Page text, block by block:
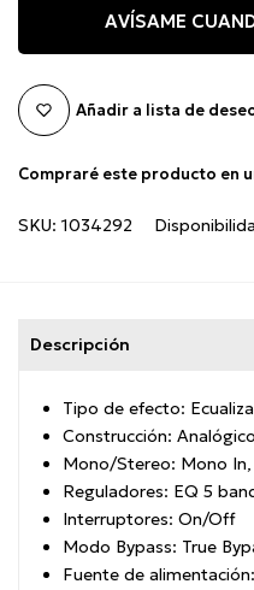
AVÍSAME
Añadir a lista de
Compraré este producto en
SKU: 1034292
Descripción
Tipo de efecto:
Construcción: Analógico
Mono/Stereo: Mono
Reguladores: EQ 5
Interruptores: On/Off
Modo Bypass: True
Fuente de